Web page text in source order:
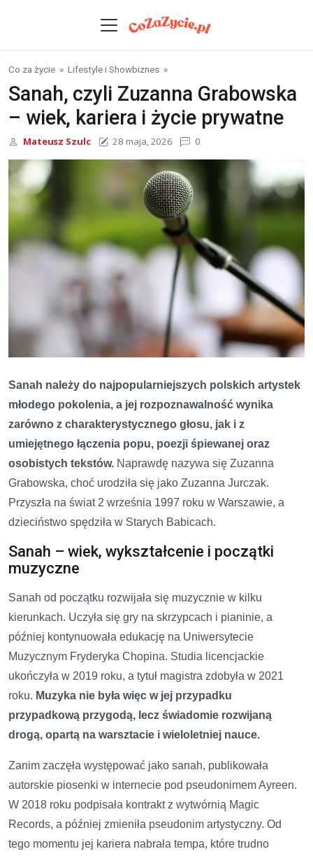
Co za życie » Lifestyle i Showbiznes »
Sanah, czyli Zuzanna Grabowska
– wiek, kariera i życie prywatne
Mateusz Szulc 28 maja, 2026 0
Sanah należy do najpopularniejszych polskich artystek
młodego pokolenia, a jej rozpoznawalność wynika
zarówno z charakterystycznego głosu, jak i z
umiejętnego łączenia popu, poezji śpiewanej oraz
osobistych tekstów. Naprawdę nazywa się Zuzanna
Grabowska, choć urodziła się jako Zuzanna Jurczak.
Przyszła na świat 2 września 1997 roku w Warszawie, a
dzieciństwo spędziła w Starych Babicach.
Sanah – wiek, wykształcenie i początki
muzyczne
Sanah od początku rozwijała się muzycznie w kilku
kierunkach. Uczyła się gry na skrzypcach i pianinie, a
później kontynuowała edukację na Uniwersytecie
Muzycznym Fryderyka Chopina. Studia licencjackie
ukończyła w 2019 roku, a tytuł magistra zdobyła w 2021
roku. Muzyka nie była więc w jej przypadku
przypadkową przygodą, lecz świadomie rozwijaną
drogą, opartą na warsztacie i wieloletniej nauce.
Zanim zaczęła występować jako sanah, publikowała
autorskie piosenki w internecie pod pseudonimem Ayreen.
W 2018 roku podpisała kontrakt z wytwórnią Magic
Records, a później zmieniła pseudonim artystyczny. Od
tego momentu jej kariera nabrała tempa, które trudno